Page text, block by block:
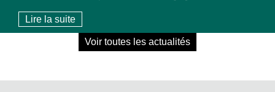
Voir toutes les actualités